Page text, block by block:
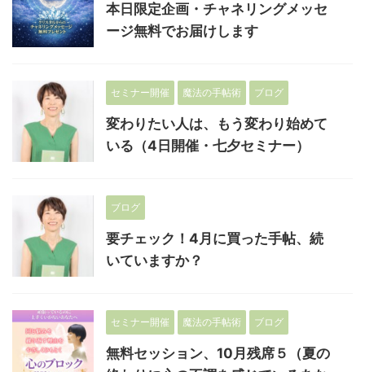
本日限定企画・チャネリングメッセ
ージ無料でお届けします
セミナー開催 魔法の手帖術 ブログ
変わりたい人は、もう変わり始めて
いる（4日開催・七夕セミナー）
ブログ
要チェック！4月に買った手帖、続
いていますか？
セミナー開催 魔法の手帖術 ブログ
無料セッション、10月残席５（夏の